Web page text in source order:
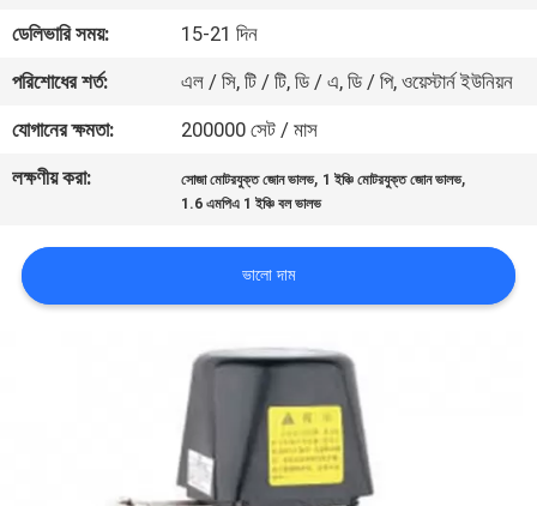
যোগাযোগ
করুন
খবর
উদ্ধৃতির
জন্য
ডেলিভারি সময়:
15-21 দিন
পরিশোধের শর্ত:
এল / সি, টি / টি, ডি / এ, ডি / পি, ওয়েস্টার্ন ইউনিয়ন
যোগানের ক্ষমতা:
200000 সেট / মাস
লক্ষণীয় করা:
সোজা মোটরযুক্ত জোন ভালভ, 1 ইঞ্চি মোটরযুক্ত জোন ভালভ,
1.6 এমপিএ 1 ইঞ্চি বল ভালভ
ভালো দাম